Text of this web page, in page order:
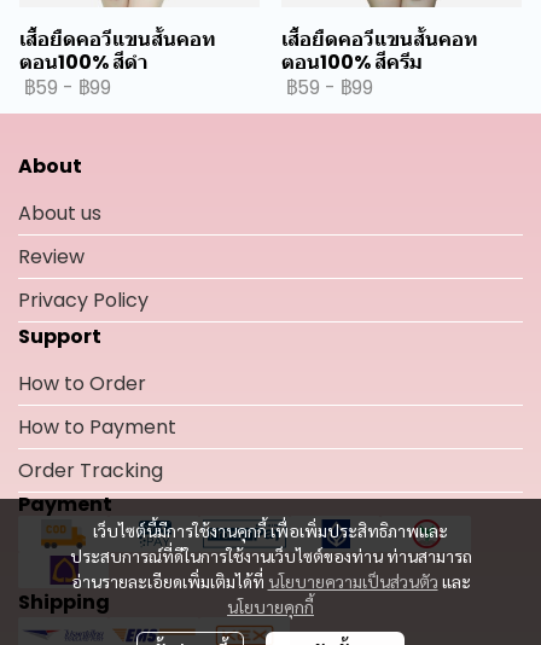
เสื้อยืดคอวีแขนสั้นคอท
ตอน100% สีดำ
฿59 - ฿99
เสื้อยืดคอวีแขนสั้นคอท
ตอน100% สีครีม
฿59 - ฿99
เว็บไซต์นี้มีการใช้งานคุกกี้ เพื่อเพิ่มประสิทธิภาพและ
ประสบการณ์ที่ดีในการใช้งานเว็บไซต์ของท่าน ท่านสามารถ
อ่านรายละเอียดเพิ่มเติมได้ที่ นโยบายความเป็นส่วนตัว และ
นโยบายคุกกี้
About
About us
Review
Privacy Policy
Support
How to Order
How to Payment
Order Tracking
Payment
Shipping